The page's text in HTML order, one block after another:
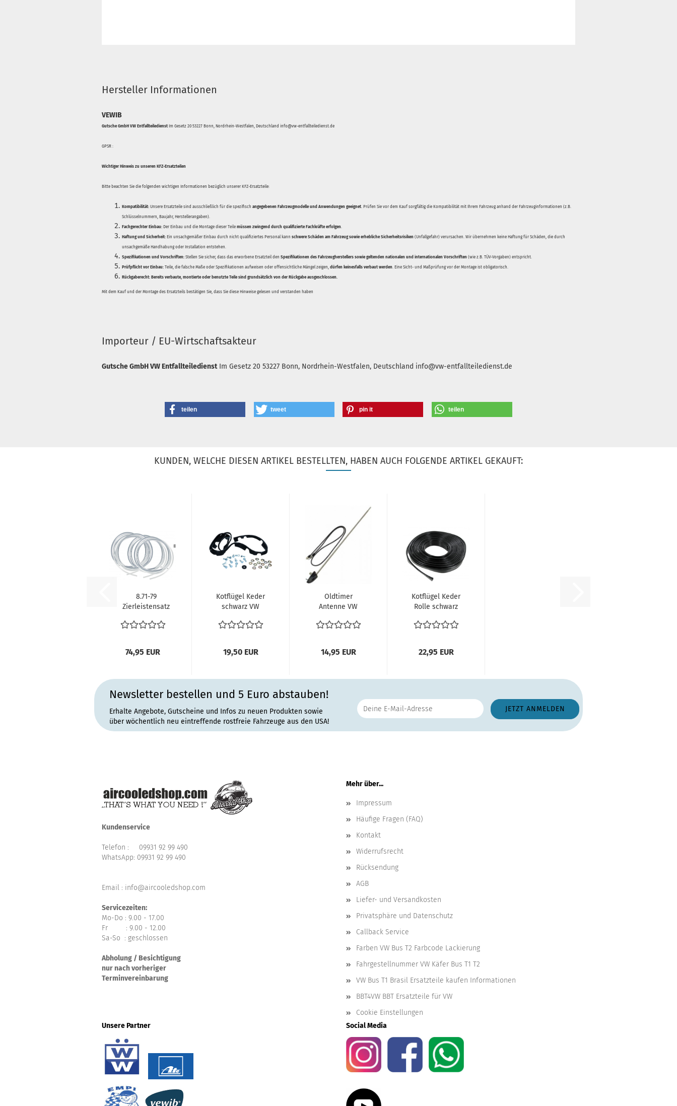
Hersteller Informationen
VEWIB
Gutsche GmbH VW Entfallteiledienst Im Gesetz 20 53227 Bonn, Nordrhein-Westfalen, Deutschland info@vw-entfallteiledienst.de
GPSR :
Wichtiger Hinweis zu unseren KFZ-Ersatzteilen
Bitte beachten Sie die folgenden wichtigen Informationen bezüglich unserer KFZ-Ersatzteile:
Kompatibilität: Unsere Ersatzteile sind ausschließlich für die spezifisch angegebenen Fahrzeugmodelle und Anwendungen geeignet. Prüfen Sie vor dem Kauf sorgfältig die Kompatibilität mit Ihrem Fahrzeug anhand der Fahrzeuginformationen (z.B.
Schlüsselnummern, Baujahr, Herstellerangaben).
Fachgerechter Einbau: Der Einbau und die Montage dieser Teile müssen zwingend durch qualifizierte Fachkräfte erfolgen.
Haftung und Sicherheit: Ein unsachgemäßer Einbau durch nicht qualifiziertes Personal kann schwere Schäden am Fahrzeug sowie erhebliche Sicherheitsrisiken (Unfallgefahr) verursachen. Wir übernehmen keine Haftung für Schäden, die durch
unsachgemäße Handhabung oder Installation entstehen.
Spezifikationen und Vorschriften: Stellen Sie sicher, dass das erworbene Ersatzteil den Spezifikationen des Fahrzeugherstellers sowie geltenden nationalen und internationalen Vorschriften (wie z.B. TÜV-Vorgaben) entspricht.
Prüfpflicht vor Einbau: Teile, die falsche Maße oder Spezifikationen aufweisen oder offensichtliche Mängel zeigen, dürfen keinesfalls verbaut werden. Eine Sicht- und Maßprüfung vor der Montage ist obligatorisch.
Rückgaberecht: Bereits verbaute, montierte oder benutzte Teile sind grundsätzlich von der Rückgabe ausgeschlossen.
Mit dem Kauf und der Montage des Ersatzteils bestätigen Sie, dass Sie diese Hinweise gelesen und verstanden haben
Importeur / EU-Wirtschaftsakteur
Gutsche GmbH VW Entfallteiledienst Im Gesetz 20 53227 Bonn, Nordrhein-Westfalen, Deutschland info@vw-entfallteiledienst.de
teilen tweet pin it teilen
KUNDEN, WELCHE DIESEN ARTIKEL BESTELLTEN, HABEN AUCH FOLGENDE ARTIKEL GEKAUFT:
8.71-79
Zierleistensatz
Fensterzierleiste...
74,95 EUR
Kotflügel Keder
schwarz VW
Montagesatz
19,50 EUR
Oldtimer
Antenne VW
T2b VW Käfer
14,95 EUR
Kotflügel Keder
Rolle schwarz
4 Stück...
22,95 EUR
Newsletter bestellen und 5 Euro abstauben!
Erhalte Angebote, Gutscheine und Infos zu neuen Produkten sowie
über wöchentlich neu eintreffende rostfreie Fahrzeuge aus den USA!
Kundenservice
Telefon : 09931 92 99 490
WhatsApp: 09931 92 99 490
Email : info@aircooledshop.com
Servicezeiten:
Mo-Do : 9.00 - 17.00
Fr : 9.00 - 12.00
Sa-So : geschlossen
Abholung / Besichtigung
nur nach vorheriger
Terminvereinbarung
Mehr über...
Impressum
Häufige Fragen (FAQ)
Kontakt
Widerrufsrecht
Rücksendung
AGB
Liefer- und Versandkosten
Privatsphäre und Datenschutz
Callback Service
Farben VW Bus T2 Farbcode Lackierung
Fahrgestellnummer VW Käfer Bus T1 T2
VW Bus T1 Brasil Ersatzteile kaufen Informationen
BBT4VW BBT Ersatzteile für VW
Cookie Einstellungen
Unsere Partner
Social Media